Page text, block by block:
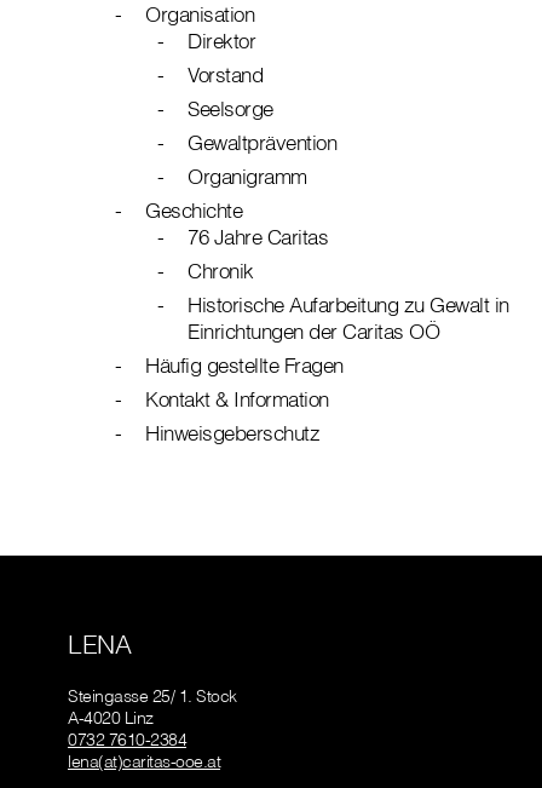
Organisation
Direktor
Vorstand
Seelsorge
Gewaltprävention
Organigramm
Geschichte
76 Jahre Caritas
Chronik
Historische Aufarbeitung zu Gewalt in
Einrichtungen der Caritas OÖ
Häufig gestellte Fragen
Kontakt & Information
Hinweisgeberschutz
LENA
Steingasse 25/ 1. Stock
A-4020 Linz
0732 7610-2384
lena(at)caritas-ooe.at